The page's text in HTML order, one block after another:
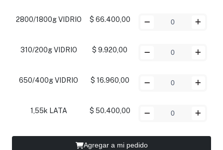
2800/1800g VIDRIO $ 66.400,00
310/200g VIDRIO $ 9.920,00
650/400g VIDRIO $ 16.960,00
1,55k LATA $ 50.400,00
Agregar a mi pedido